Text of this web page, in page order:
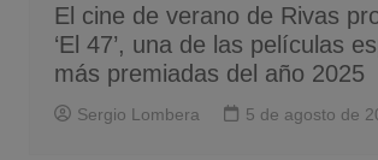
El cine de verano de Rivas
‘El 47’, una de las películas
más premiadas del año 2025
Sergio Lombera 5 de agosto de